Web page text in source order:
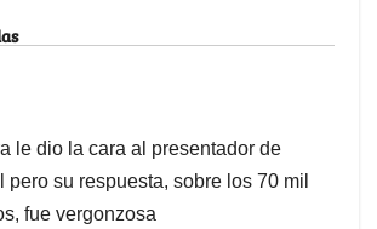
le dio la cara al presentador de
pero su respuesta, sobre los 70 mil
fue vergonzosa